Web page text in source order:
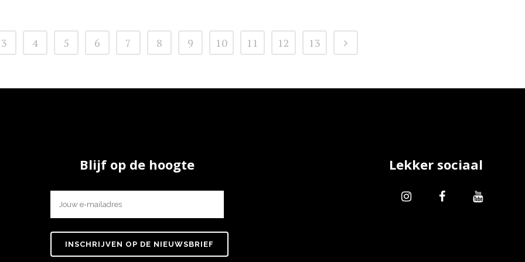
3 4 5 6 7 8 9 10 11 12 13
Blijf op de hoogte Lekker sociaal